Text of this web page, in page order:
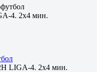
4. 2x4 мин.
LIGA-4. 2x4 мин.